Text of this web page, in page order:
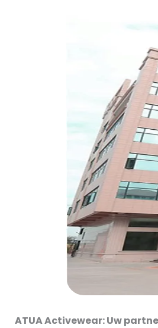
ATUA Activewear: Uw